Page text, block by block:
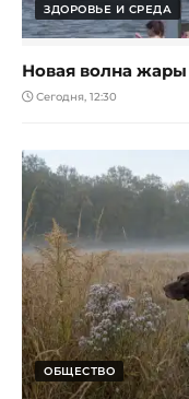
ЗДОРОВЬЕ И СРЕДА
Новая волна жары
Сегодня, 12:30
ОБЩЕСТВО